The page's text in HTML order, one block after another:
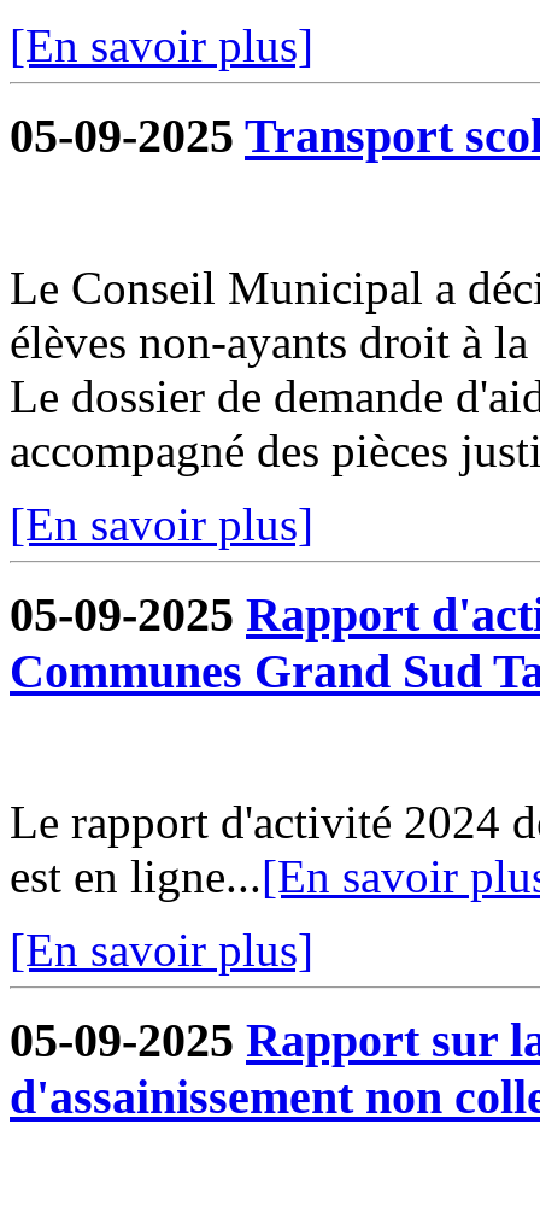
[En savoir plus]
05-09-2025 Transport
Le Conseil Municipal a
élèves non-ayants droit à
Le dossier de demande
accompagné des pièces
[En savoir plus]
05-09-2025 Rapport
Communes Grand Sud
Le rapport d'activité 2024
est en ligne...[En savoir
[En savoir plus]
05-09-2025 Rapport sur
d'assainissement non